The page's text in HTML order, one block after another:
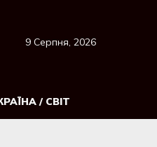
9 Серпня, 2026
/ СВІТ